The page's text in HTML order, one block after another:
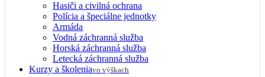
Hasiči a civilná ochrana
Polícia a špeciálne jednotky
Armáda
Vodná záchranná služba
Horská záchranná služba
Letecká záchranná služba
Kurzy a školeniavo výškach